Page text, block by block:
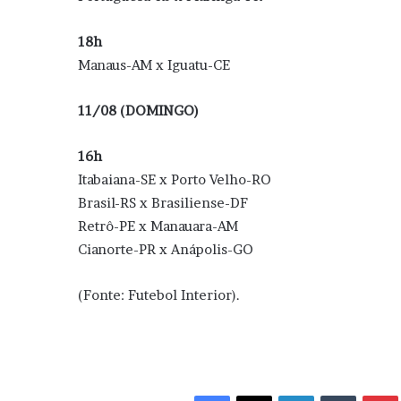
18h
Manaus-AM x Iguatu-CE
11/08 (DOMINGO)
16h
Itabaiana-SE x Porto Velho-RO
Brasil-RS x Brasiliense-DF
Retrô-PE x Manauara-AM
Cianorte-PR x Anápolis-GO
(Fonte: Futebol Interior).
Facebook X Linkedin